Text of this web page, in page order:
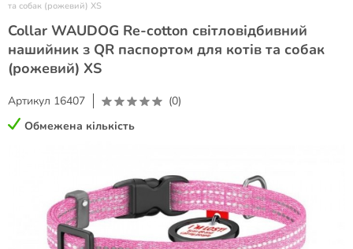
та собак (рожевий) XS
Collar WAUDOG Re-cotton світловідбивний
нашийник з QR паспортом для котів та собак
(рожевий) XS
Артикул 16407
(0)
Обмежена кількість